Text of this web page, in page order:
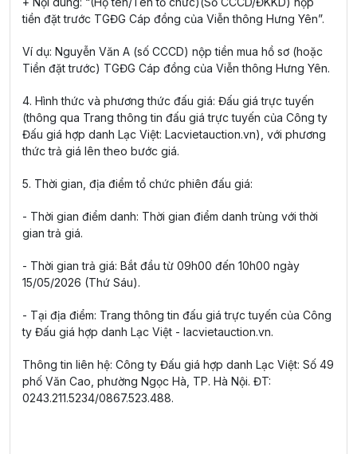
tiền đặt trước TGĐG Cáp đồng của Viễn thông Hưng Yên”.
Ví dụ: Nguyễn Văn A (số CCCD) nộp tiền mua hồ sơ (hoặc
Tiền đặt trước) TGĐG Cáp đồng của Viễn thông Hưng Yên.
4. Hình thức và phương thức đấu giá: Đấu giá trực tuyến
(thông qua Trang thông tin đấu giá trực tuyến của Công ty
Đấu giá hợp danh Lạc Việt: Lacvietauction.vn), với phương
thức trả giá lên theo bước giá.
5. Thời gian, địa điểm tổ chức phiên đấu giá:
- Thời gian điểm danh: Thời gian điểm danh trùng với thời
gian trả giá.
- Thời gian trả giá: Bắt đầu từ 09h00 đến 10h00 ngày
15/05/2026 (Thứ Sáu).
- Tại địa điểm: Trang thông tin đấu giá trực tuyến của Công
ty Đấu giá hợp danh Lạc Việt - lacvietauction.vn.
Thông tin liên hệ: Công ty Đấu giá hợp danh Lạc Việt: Số 49
phố Văn Cao, phường Ngọc Hà, TP. Hà Nội. ĐT:
0243.211.5234/0867.523.488.